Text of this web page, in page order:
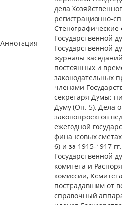
Аннотация
дела
регистрационно-
Государственной
Государственной
журналы
постоянных и
законодательных
членами
секретаря Думы;
Думу (Оп. 5). Дела
законопроектов
ежегодной
финансовых
6) и за 1915-1917
Государственной
комитета и
комиссии,
пострадавшим от
справочный